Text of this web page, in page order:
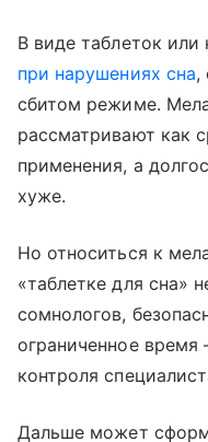
В виде таблеток или
при нарушениях сна,
сбитом режиме.
рассматривают как
применения, а
хуже.
Но относиться к
«таблетке для сна»
сомнологов,
ограниченное
контроля
Дальше может